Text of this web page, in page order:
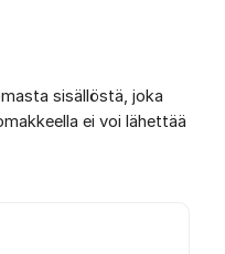
sisällöstä, joka
ei voi lähettää